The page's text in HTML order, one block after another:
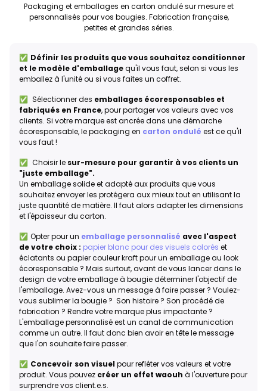
Packaging et emballages en carton ondulé sur mesure et
personnalisés pour vos bougies. Fabrication française,
petites et grandes séries.
✅ Définir les produits que vous souhaitez conditionner
et le modèle d'emballagequ'il vous faut, selon si vous les
emballez à l'unité ou si vous faites un coffret.
✅ Sélectionnerdes emballages écoresponsables et
fabriqués en France, pour partager vos valeurs avec vos
clients. Si votre marque est ancrée dans une démarche
écoresponsable, le packaging en carton ondulé est ce qu'il
vous faut !
✅ Choisir le sur-mesure pour garantir à vos clients un
"juste emballage".
Un emballage solide et adapté aux produits que vous
souhaitez envoyer les protégera aux mieux tout en utilisant la
juste quantité de matière. Il faut alors adapter les dimensions
et l'épaisseur du carton.
✅ Opter pour un emballage personnalisé avec l'aspect
de votre choix : papier blanc pour des visuels colorés et
éclatants ou papier couleur kraft pour un emballage au look
écoresponsable ? Mais surtout, avant de vous lancer dans le
design de votre emballage à bougie déterminer l'objectif de
l'emballage. Avez-vous un message à faire passer ? Voulez-
vous sublimer la bougie ? Son histoire ? Son procédé de
fabrication ? Rendre votre marque plus impactante ?
L'emballage personnalisé est un canal de communication
comme un autre. Il faut donc bien avoir en tête le message
que l'on souhaite faire passer.
✅ Concevoir son visuel pour refléter vos valeurs et votre
produit. Vous pouvez créer un effet waouh à l'ouverture pour
surprendre vos client.e.s.